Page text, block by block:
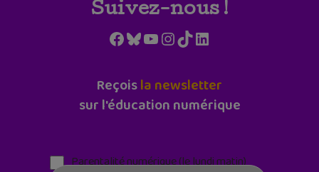
Suivez-nous !
Facebook
Bluesky
YouTube
Instagram
TikTokLinkedIn
Reçoisla newsletter
sur l'éducation numérique
Parentalité numérique (le lundi matin)